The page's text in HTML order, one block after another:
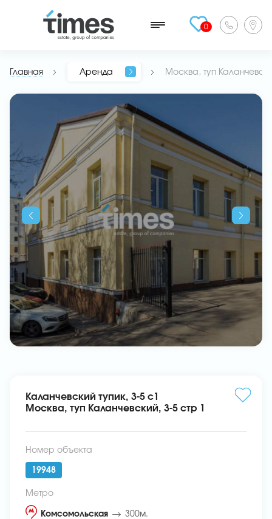
0
Главная Аренда Москва, туп
Каланчевский тупик, 3-5 с1
Москва, туп Каланчевский, 3-5 стр 1
Номер объекта
19948
Метро
Комсомольская 300м.